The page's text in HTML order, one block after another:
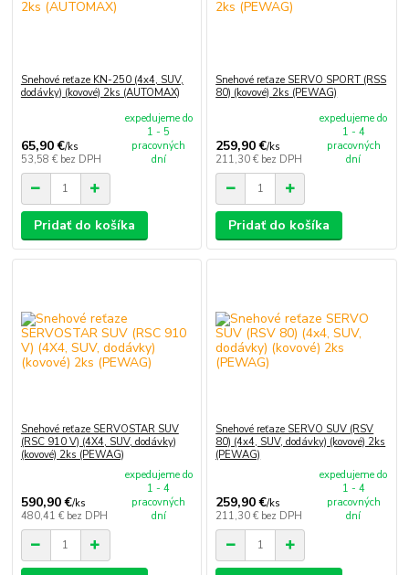
Snehové reťaze KN-250 (4x4, SUV,
dodávky) (kovové) 2ks (AUTOMAX)
65,90 €/ks
53,58 € bez DPH
expedujeme do
1 - 5
pracovných
dní
Pridať do košíka
Snehové reťaze SERVO SPORT (RSS
80) (kovové) 2ks (PEWAG)
259,90 €/ks
211,30 € bez DPH
expedujeme do
1 - 4
pracovných
dní
Pridať do košíka
Snehové reťaze SERVOSTAR SUV
(RSC 910 V) (4X4, SUV, dodávky)
(kovové) 2ks (PEWAG)
590,90 €/ks
480,41 € bez DPH
expedujeme do
1 - 4
pracovných
dní
Snehové reťaze SERVO SUV (RSV
80) (4x4, SUV, dodávky) (kovové) 2ks
(PEWAG)
259,90 €/ks
211,30 € bez DPH
expedujeme do
1 - 4
pracovných
dní